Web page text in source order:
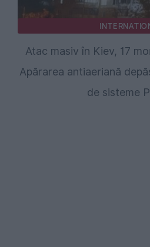
Atac masiv în Kiev, 17
Apărarea antiaeriană
de sisteme